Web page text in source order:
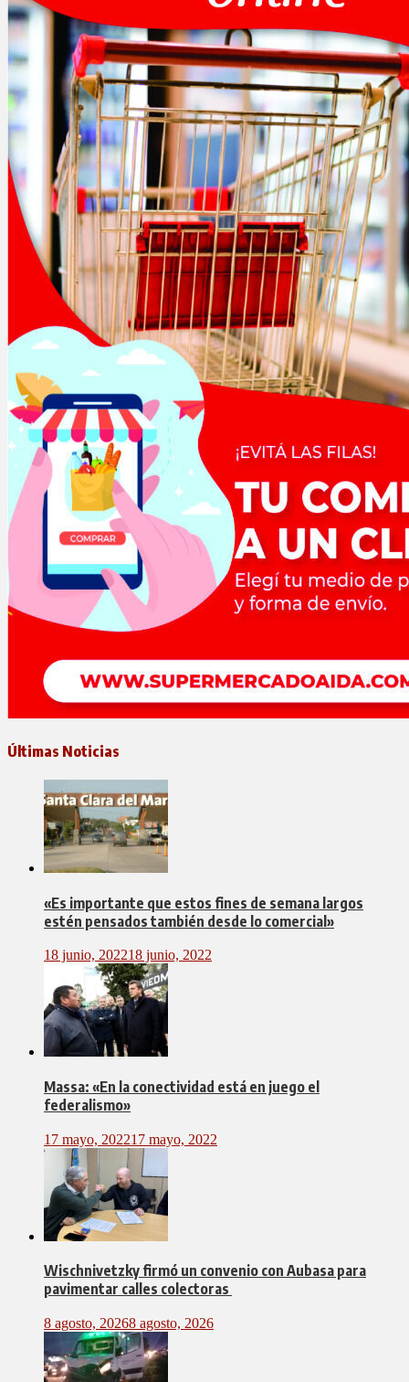
Últimas Noticias
«Es importante que estos fines de semana largos
estén pensados también desde lo comercial»
18 junio, 202218 junio, 2022
Massa: «En la conectividad está en juego el
federalismo»
17 mayo, 202217 mayo, 2022
Wischnivetzky firmó un convenio con Aubasa para
pavimentar calles colectoras
8 agosto, 20268 agosto, 2026